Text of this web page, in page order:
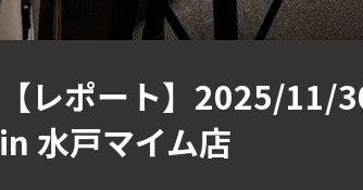
【レポート】2025/11/
in 水戸マイム店